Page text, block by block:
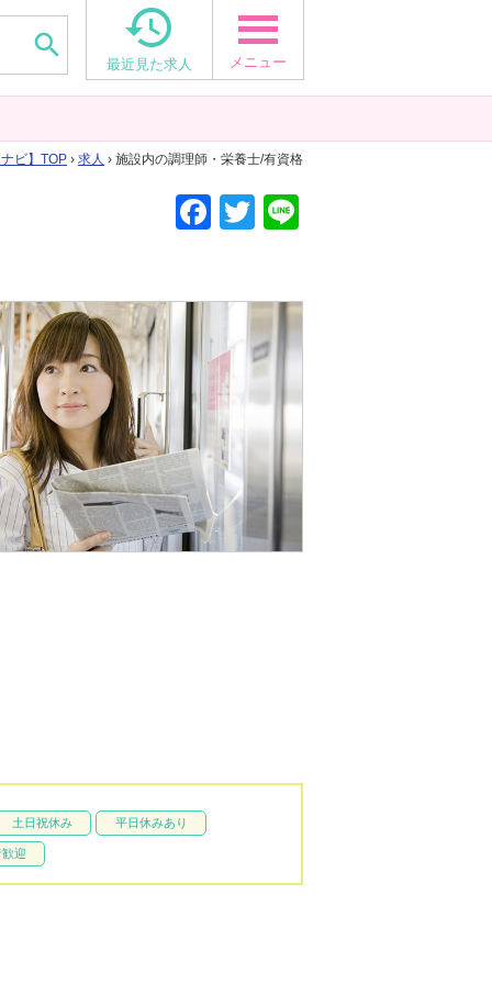
 
最近見た求人 メニュー
ビ TOP › 求人 › 施設内の調理師・栄養士/有資格
F
b
o
o
k
T
er
土日祝休み 平日休みあり
迎